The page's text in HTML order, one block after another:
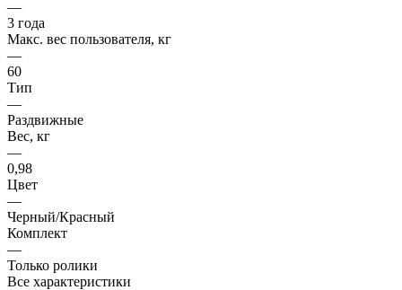
—
3 года
Макс. вес пользователя, кг
—
60
Тип
—
Раздвижные
Вес, кг
—
0,98
Цвет
—
Черный/Красный
Комплект
—
Только ролики
Все характеристики